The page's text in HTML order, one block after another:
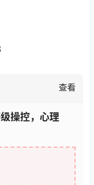
查看
操控，心理